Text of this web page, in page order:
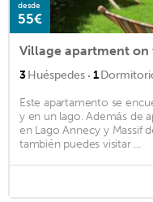
desde
55€
3Huéspedes · 1
Este apartamento se
y en un lago. Además de
en Lago Annecy y Massif
también puedes visitar ...